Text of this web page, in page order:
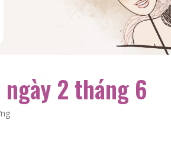
2 tháng 6